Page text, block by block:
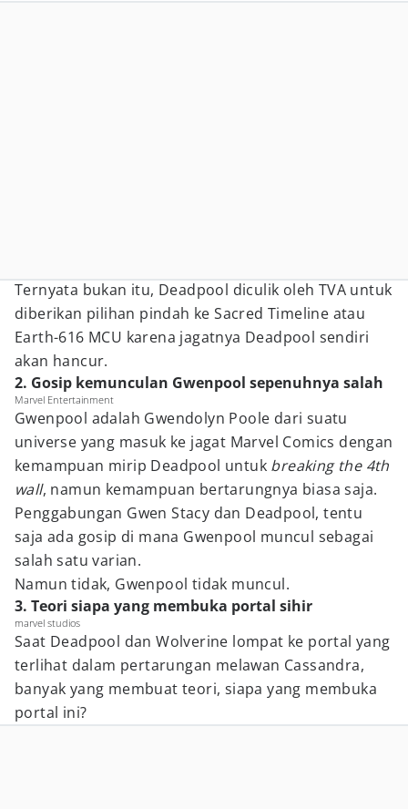
Ternyata bukan itu, Deadpool diculik oleh TVA untuk
diberikan pilihan pindah ke Sacred Timeline atau
Earth-616 MCU karena jagatnya Deadpool sendiri
akan hancur.
2. Gosip kemunculan Gwenpool sepenuhnya salah
Marvel Entertainment
Gwenpool adalah Gwendolyn Poole dari suatu
universe yang masuk ke jagat Marvel Comics dengan
kemampuan mirip Deadpool untuk breaking the 4th
wall, namun kemampuan bertarungnya biasa saja.
Penggabungan Gwen Stacy dan Deadpool, tentu
saja ada gosip di mana Gwenpool muncul sebagai
salah satu varian.
Namun tidak, Gwenpool tidak muncul.
3. Teori siapa yang membuka portal sihir
marvel studios
Saat Deadpool dan Wolverine lompat ke portal yang
terlihat dalam pertarungan melawan Cassandra,
banyak yang membuat teori, siapa yang membuka
portal ini?